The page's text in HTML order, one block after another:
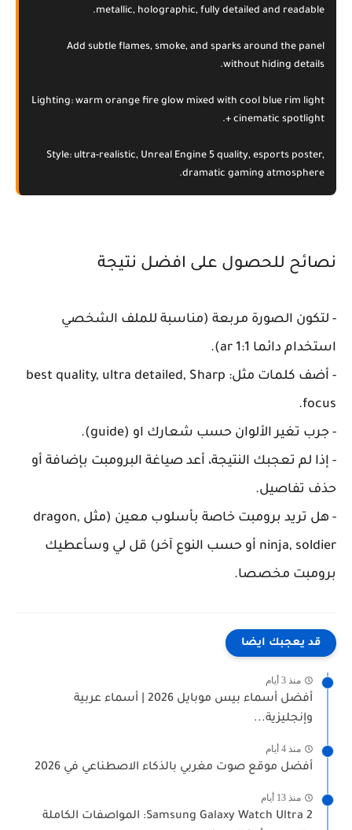
metallic, holographic, fully detailed and readable.
Add subtle flames, smoke, and sparks around the panel
without hiding details.
Lighting: warm orange fire glow mixed with cool blue rim light
+ cinematic spotlight.
Style: ultra-realistic, Unreal Engine 5 quality, esports poster,
dramatic gaming atmosphere.
نصائح للحصول على افضل نتيجة
- لتكون الصورة مربعة (مناسبة للملف الشخصي
استخدام دائما ar 1:1).
- أضف كلمات مثل: best quality, ultra detailed, Sharp
focus.
- جرب تغير الألوان حسب شعارك او (guide).
- إذا لم تعجبك النتيجة، أعد صياغة البرومبت بإضافة أو
حذف تفاصيل.
- هل تريد برومبت خاصة بأسلوب معين (مثل dragon,
ninja, soldier أو حسب النوع آخر) قل لي وسأعطيك
برومبت مخصصا.
قد يعجبك ايضا
منذ 3 أيام
أفضل أسماء بيس موبايل 2026 | أسماء عربية
وإنجليزية...
منذ 4 أيام
أفضل موقع صوت مغربي بالذكاء الاصطناعي في 2026
منذ 13 أيام
Samsung Galaxy Watch Ultra 2: المواصفات الكاملة